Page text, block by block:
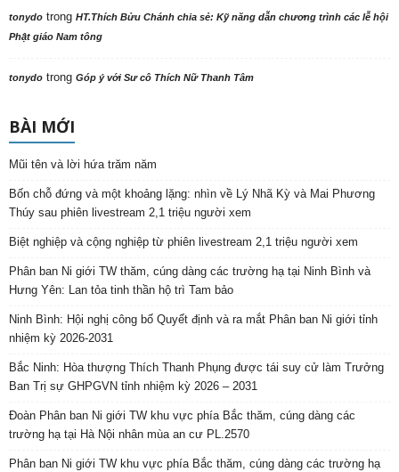
tonydo trong HT.Thích Bửu Chánh chia sẻ: Kỹ năng dẫn chương trình các lễ hội
Phật giáo Nam tông
tonydo trong Góp ý với Sư cô Thích Nữ Thanh Tâm
BÀI MỚI
Mũi tên và lời hứa trăm năm
Bốn chỗ đứng và một khoảng lặng: nhìn về Lý Nhã Kỳ và Mai Phương
Thúy sau phiên livestream 2,1 triệu người xem
Biệt nghiệp và cộng nghiệp từ phiên livestream 2,1 triệu người xem
Phân ban Ni giới TW thăm, cúng dàng các trường hạ tại Ninh Bình và
Hưng Yên: Lan tỏa tinh thần hộ trì Tam bảo
Ninh Bình: Hội nghị công bố Quyết định và ra mắt Phân ban Ni giới tỉnh
nhiệm kỳ 2026-2031
Bắc Ninh: Hòa thượng Thích Thanh Phụng được tái suy cử làm Trưởng
Ban Trị sự GHPGVN tỉnh nhiệm kỳ 2026 – 2031
Đoàn Phân ban Ni giới TW khu vực phía Bắc thăm, cúng dàng các
trường hạ tại Hà Nội nhân mùa an cư PL.2570
Phân ban Ni giới TW khu vực phía Bắc thăm, cúng dàng các trường hạ